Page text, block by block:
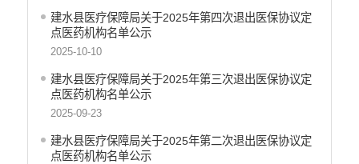
建水县医疗保障局关于2025年第四次退出医保协议定
点医药机构名单公示
2025-10-10
建水县医疗保障局关于2025年第三次退出医保协议定
点医药机构名单公示
2025-09-23
建水县医疗保障局关于2025年第二次退出医保协议定
点医药机构名单公示